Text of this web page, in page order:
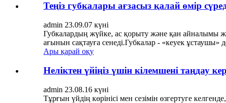
Теңіз губкалары ағзасыз қалай өмір
admin 23.09.07 күні
Губкалардың жүйке, ас қорыту және қан айналымы
ағынын сақтауға сенеді.Губкалар - «кеуек
Ары қарай оқу
Неліктен үйіңіз үшін кілемшені таңдау
admin 23.08.16 күні
Тұрғын үйдің көрінісі мен сезімін өзгертуге